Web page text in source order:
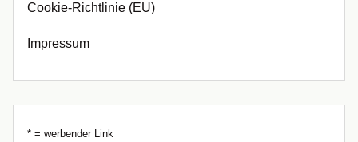
Cookie-Richtlinie (EU)
Impressum
* = werbender Link